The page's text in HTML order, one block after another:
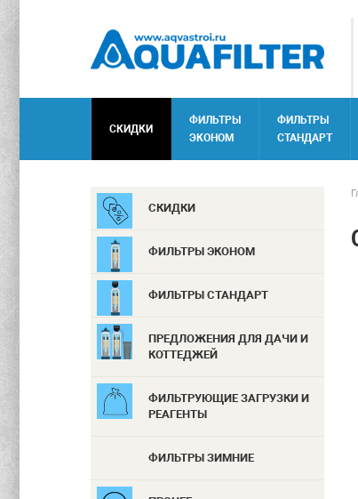
СКИДКИ
ФИЛЬТРЫ
ЭКОНОМ
ФИЛЬТРЫ
СТАНДАРТ
СКИДКИ
ФИЛЬТРЫ ЭКОНОМ
ФИЛЬТРЫ СТАНДАРТ
ПРЕДЛОЖЕНИЯ ДЛЯ ДАЧИ И
КОТТЕДЖЕЙ
ФИЛЬТРУЮЩИЕ ЗАГРУЗКИ И
РЕАГЕНТЫ
ФИЛЬТРЫ ЗИМНИЕ